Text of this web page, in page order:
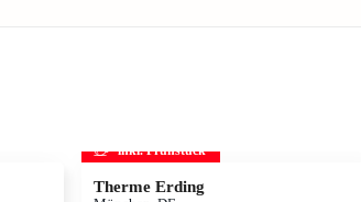
inkl. Frühstück
Therme Erding